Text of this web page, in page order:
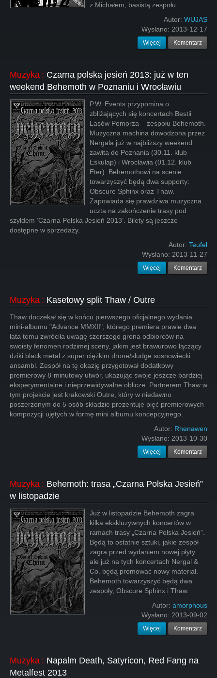
z Michałem, basistą zespołu.
Autor: WUJAS
Wysłano: 2013-12-17
Więcej Komentarz
Muzyka : Czarna polska jesień 2013: już w ten
weekend Behemoth w Poznaniu i Wrocławiu
P.W. Events przypomina o
zbliżających się koncertach Bestii
Lasów Pomorza – zespołu Behemoth.
Muzyczna machina dowodzona przez
Nergala już w najbliższy weekend
zawita do Poznania (30.11. klub
Eskulap) i Wrocławia (01.12. klub
Eter). Behemothowi na scenie
towarzyszyć będą dwa supporty:
Obscure Sphinx oraz Thaw.
Zapowiada się prawdziwa muzyczna
uczta na zakończenie trasy pod
szyldem ‘Czarna Polska Jesień 2013’. Bilety są jeszcze
dostępne w sprzedaży.
Autor: Teufel
Wysłano: 2013-11-27
Więcej Komentarz
Muzyka : Kasetowy split Thaw / Outre
Thaw doczekał się w końcu pierwszego oficjalnego wydania
mini-albumu "Advance MMXII", którego premiera prawie dwa
lata temu zwróciła uwagę szerszego grona odbiorców na
swoisty fenomen rodzimej sceny, jakim jest brawurowo łączący
dziki black metal z super ciężkim drone/sludge sosnowiecki
ansambl. Zespół na tę okazję przygotował dodatkowy
premierowy 8-minutowy utwór, ukazując swoje jeszcze bardziej
eksperymentalne i nieprzewidywalne oblicze. Partnerem Thaw w
tym projekcie jest krakowski Outre, który w niedawno
poszerzonym do 5 osób składzie prezentuje pięć premierowych
kompozycji ujętych w formę mini albumu koncepcyjnego.
Autor: Rhenawen
Wysłano: 2013-10-30
Więcej Komentarz
Muzyka : Behemoth: trasa „Czarna Polska Jesień”
w listopadzie
Już w listopadzie Behemoth zagra
kilka ekskluzywnych koncertów w
ramach trasy „Czarna Polska Jesień”.
Będą to ostatnie sztuki, jakie zespół
zagra przed wydaniem nowej płyty…
ale już na tych koncertach Nergal &
Co. będą promować nowy materiał.
Behemoth towarzyszyć będą dwa
zespoły, Obscure Sphinx i Thaw.
Autor: amorphous
Wysłano: 2013-09-02
Więcej Komentarz
Muzyka : Napalm Death, Satyricon, Red Fang na
Metalfest 2013